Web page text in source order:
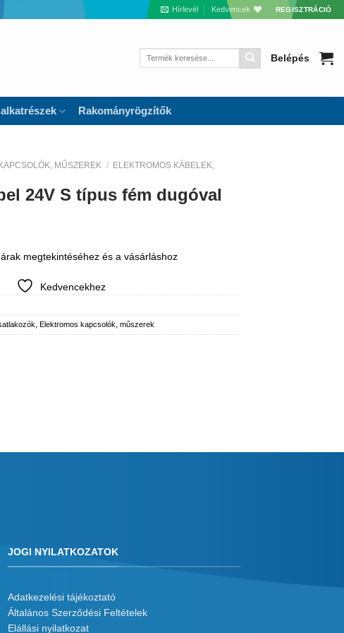
Hírlevél Kedvencek REGISZTRÁCIÓ
Keresés
Belépés
Rakományrögzítők
MŰSZEREK / ELEKTROMOS KÁBELEK,
24V S típus fém dugóval
megtekintéséhez és a vásárláshoz
Kedvencekhez
Elektromos kapcsolók, műszerek
JOGI NYILATKOZATOK
Adatkezelési tájékoztató
Általános Szerződési Feltételek
Elállási nyilatkozat